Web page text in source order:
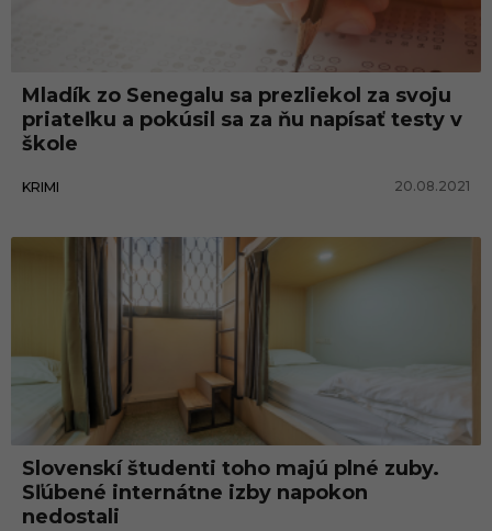
Mladík zo Senegalu sa prezliekol za svoju
priateľku a pokúsil sa za ňu napísať testy v
škole
KRIMI 20.08.2021
Slovenskí študenti toho majú plné zuby.
Sľúbené internátne izby napokon
nedostali